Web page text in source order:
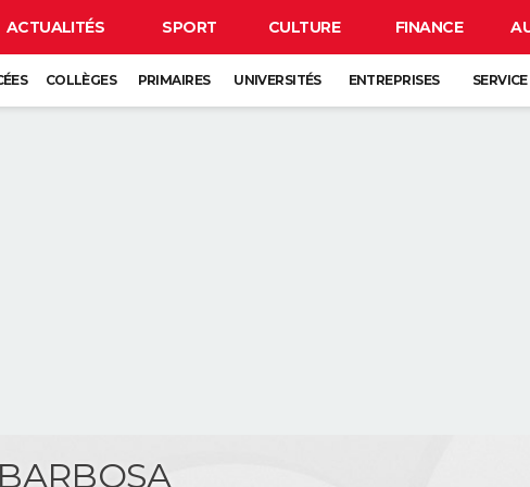
ACTUALITÉS SPORT CULTURE FINANCE
COLLÈGES PRIMAIRES UNIVERSITÉS ENTREPRISES